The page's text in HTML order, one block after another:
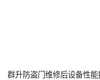
群升防盗门维修后设备性